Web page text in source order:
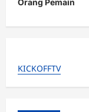
a
t
KICKOFFTV